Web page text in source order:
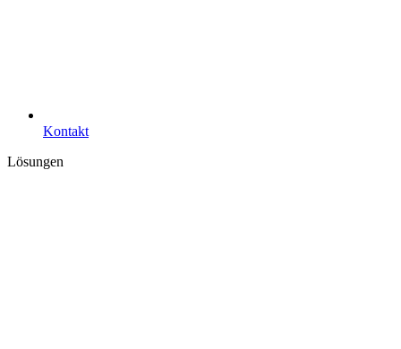
Kontakt
Lösungen